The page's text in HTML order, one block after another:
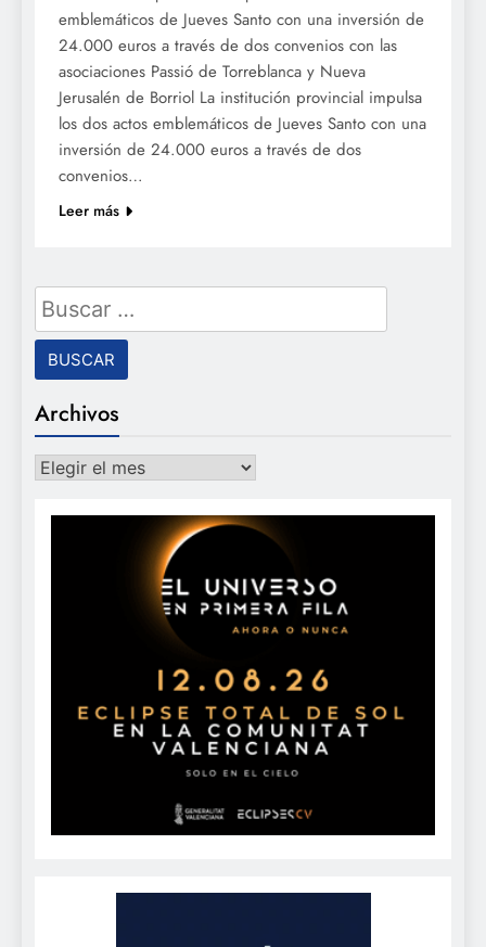
emblemáticos de Jueves Santo con una inversión de
24.000 euros a través de dos convenios con las
asociaciones Passió de Torreblanca y Nueva
Jerusalén de Borriol La institución provincial impulsa
los dos actos emblemáticos de Jueves Santo con una
inversión de 24.000 euros a través de dos
convenios…
Leer más
Buscar:
Archivos
Archivos